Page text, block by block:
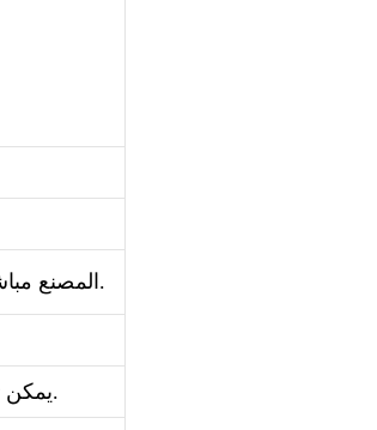
1. المصنع مباشرة، الخزف الفاخر، سعر تنافسي، التسليم الفوري، تصاميم متنوعة.
3. يمكن تصميم الأشكال والأحجام وتصميم الملصقات والألوان حسب الطلب.